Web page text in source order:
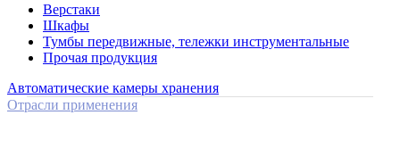
Верстаки
Шкафы
Тумбы передвижные, тележки инструментальные
Прочая продукция
Автоматические камеры хранения
Отрасли применения